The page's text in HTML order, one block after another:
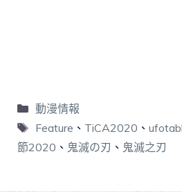
動漫情報
Feature 、 TiCA2020 、
節2020 、 鬼滅の刃 、 鬼滅之刃